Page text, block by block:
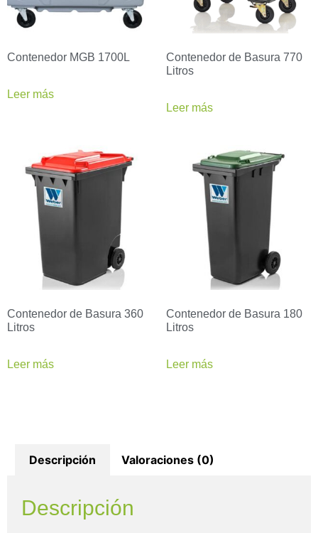
Contenedor MGB 1700L
Leer más
Contenedor de Basura 770
Litros
Leer más
Contenedor de Basura 360
Litros
Leer más
Contenedor de Basura 180
Litros
Leer más
Descripción Valoraciones (0)
Descripción